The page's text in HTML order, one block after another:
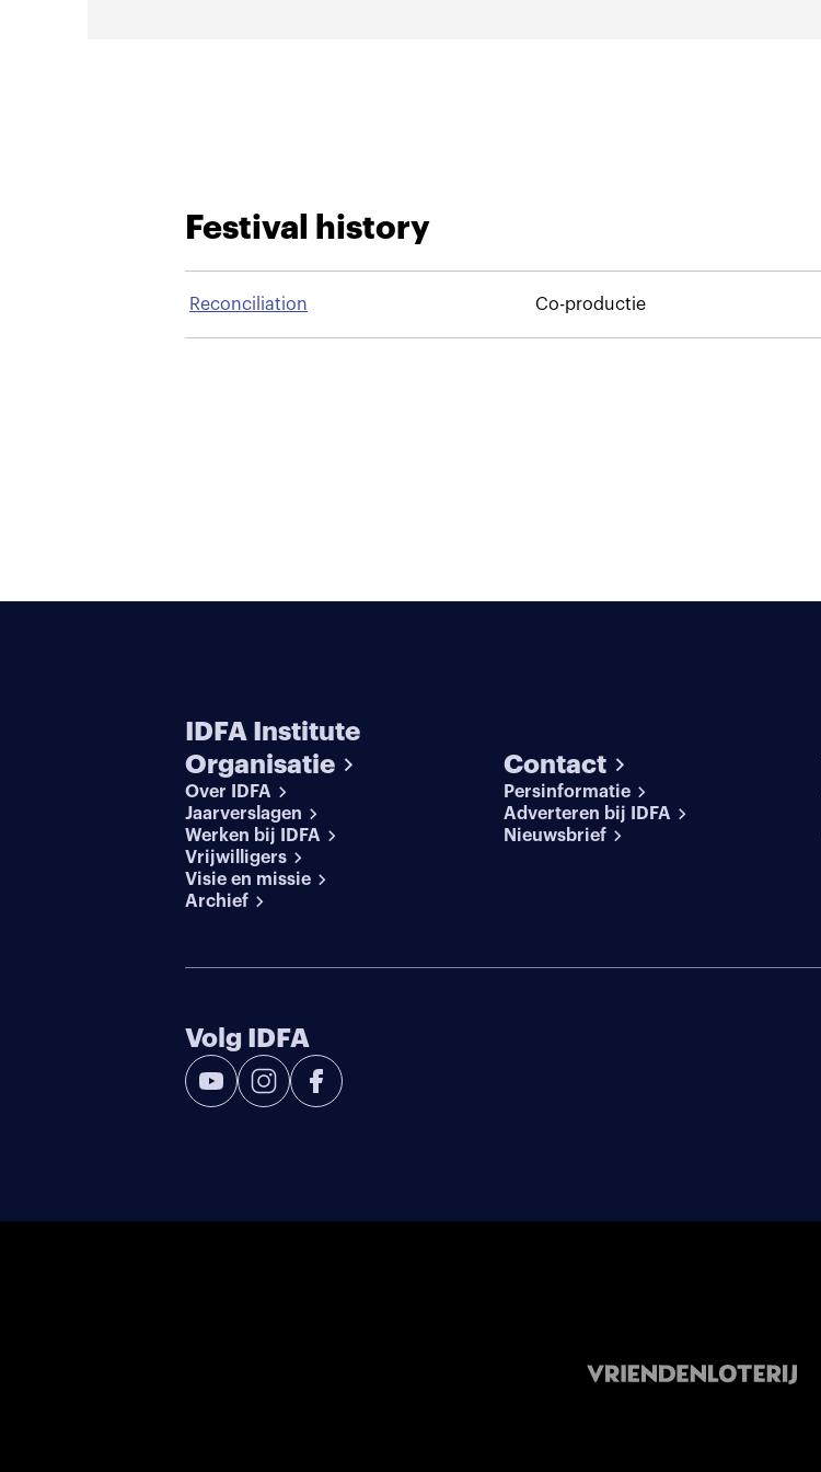
Festival history
Reconciliation Co-productie
IDFA Institute
Organisatie
Over IDFA
Jaarverslagen
Werken bij IDFA
Vrijwilligers
Visie en missie
Archief
Contact
Persinformatie
Adverteren bij IDFA
Nieuwsbrief
Volg IDFA